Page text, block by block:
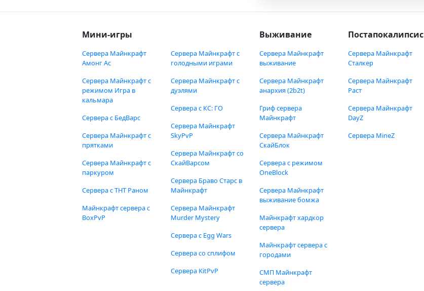
Мини-игры
Сервера Майнкрафт
Амонг Ас
Сервера Майнкрафт с
режимом Игра в
кальмара
Сервера с БедВарс
Сервера Майнкрафт с
прятками
Сервера Майнкрафт с
паркуром
Сервера с ТНТ Раном
Майнкрафт сервера с
BoxPvP
Сервера Майнкрафт с
голодными играми
Сервера Майнкрафт с
дуэлями
Сервера с КС: ГО
Сервера Майнкрафт
SkyPvP
Сервера Майнкрафт со
СкайВарсом
Сервера Браво Старс в
Майнкрафт
Сервера Майнкрафт
Murder Mystery
Сервера с Egg Wars
Сервера со сплифом
Сервера KitPvP
Выживание
Сервера Майнкрафт
выживание
Сервера Майнкрафт
анархия (2b2t)
Гриф сервера
Майнкрафт
Сервера Майнкрафт
СкайБлок
Сервера с режимом
OneBlock
Сервера Майнкрафт
выживание бомжа
Майнкрафт хардкор
сервера
Майнкрафт сервера с
городами
СМП Майнкрафт
сервера
Постапокалипсис
Сервера Майнкрафт
Сталкер
Сервера Майнкрафт
Раст
Сервера Майнкрафт
DayZ
Сервера MineZ